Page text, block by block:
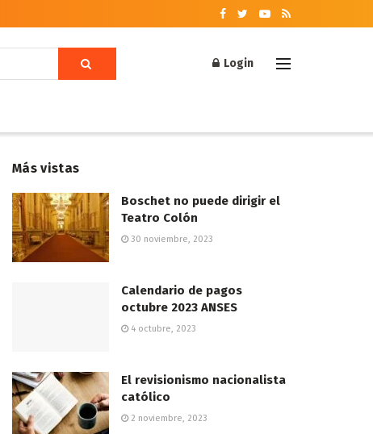
Login
Más vistas
Boschet no puede dirigir el
Teatro Colón
30 noviembre, 2023
Calendario de pagos
octubre 2023 ANSES
4 octubre, 2023
El revisionismo nacionalista
católico
2 noviembre, 2023